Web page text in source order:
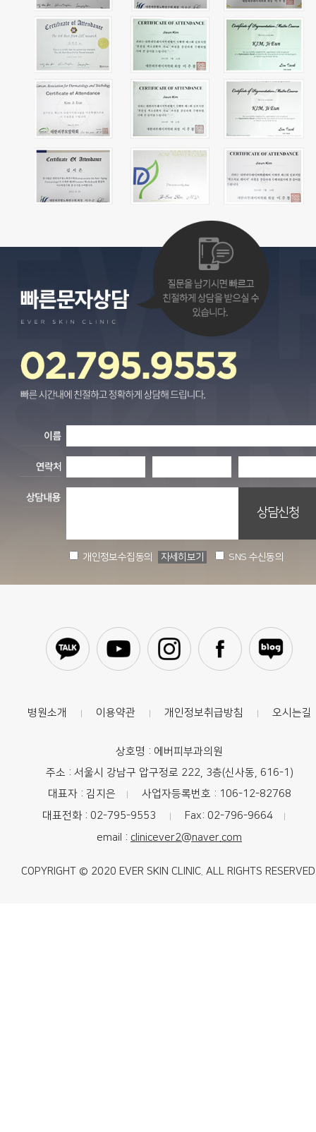
개인정보수집동의 자세히보기 SNS 수신동의
병원소개 | 이용약관 | 개인정보취급방침 | 오시는길
상호명 : 에버피부과의원
주소 : 서울시 강남구 압구정로 222, 3층(신사동, 616-1)
대표자 : 김지은
|
사업자등록번호 : 106-12-82768
대표전화 : 02-795-9553
| Fax: 02-796-9664 |
email : clinicever2@naver.com
COPYRIGHT © 2020 EVER SKIN CLINIC. ALL RIGHTS